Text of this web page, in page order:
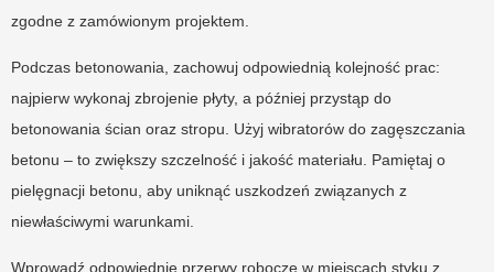
zgodne z zamówionym projektem.
Podczas betonowania, zachowuj odpowiednią kolejność prac:
najpierw wykonaj zbrojenie płyty, a później przystąp do
betonowania ścian oraz stropu. Użyj wibratorów do zagęszczania
betonu – to zwiększy szczelność i jakość materiału. Pamiętaj o
pielęgnacji betonu, aby uniknąć uszkodzeń związanych z
niewłaściwymi warunkami.
Wprowadź odpowiednie przerwy robocze w miejscach styku z